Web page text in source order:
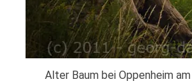
Alter Baum bei Oppenheim